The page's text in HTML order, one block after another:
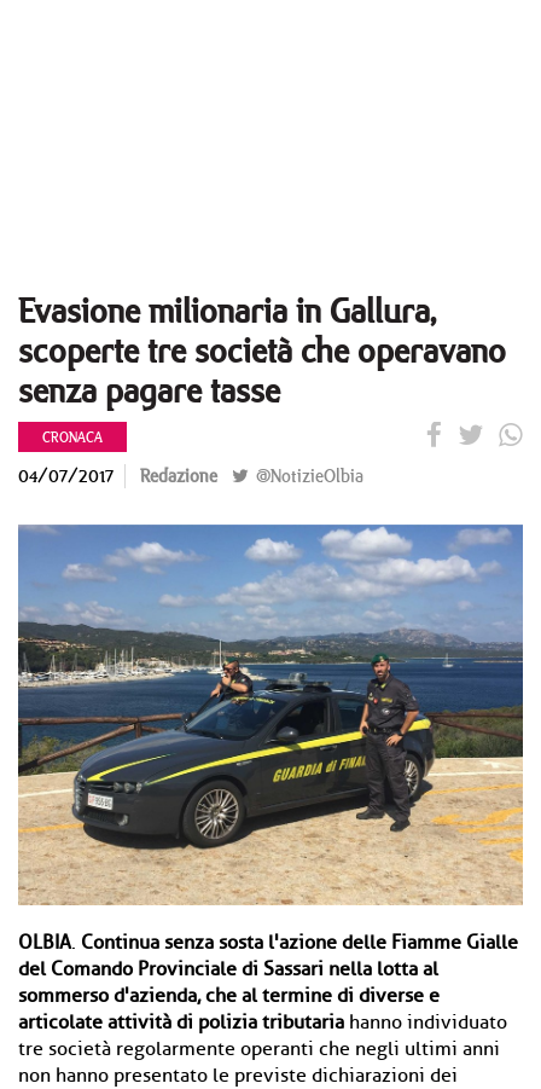
Evasione milionaria in Gallura,
scoperte tre società che operavano
senza pagare tasse
CRONACA
04/07/2017 Redazione @NotizieOlbia
OLBIA. Continua senza sosta l'azione delle Fiamme Gialle
del Comando Provinciale di Sassari nella lotta al
sommerso d'azienda, che al termine di diverse e
articolate attività di polizia tributaria hanno individuato
tre società regolarmente operanti che negli ultimi anni
non hanno presentato le previste dichiarazioni dei